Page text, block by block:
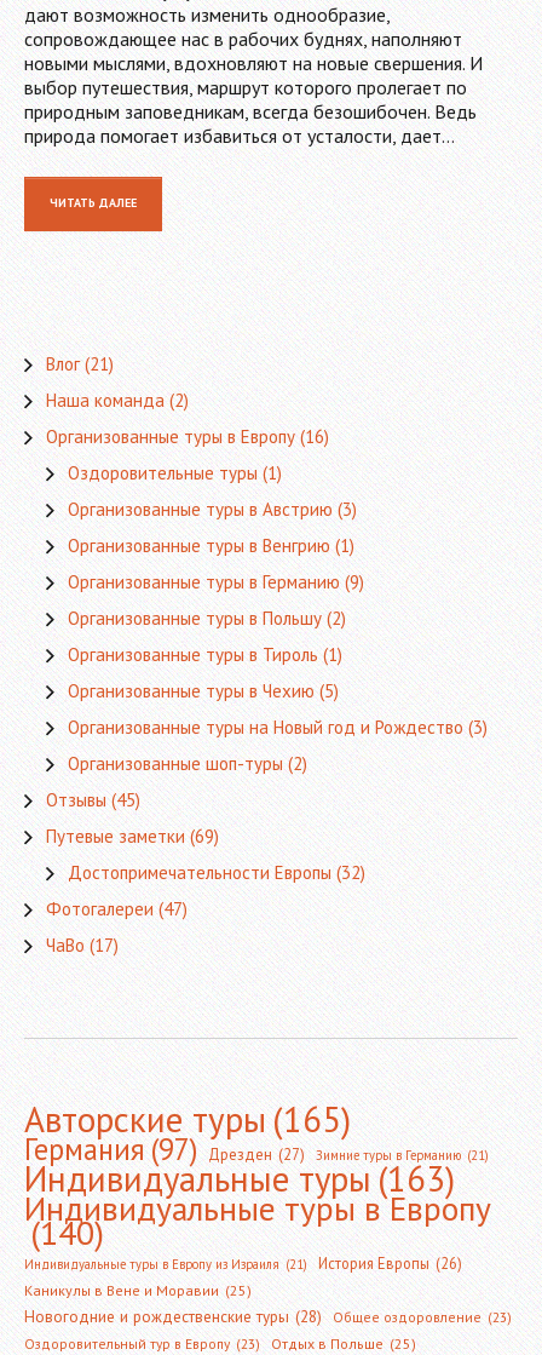
дают возможность изменить однообразие,
сопровождающее нас в рабочих буднях, наполняют
новыми мыслями, вдохновляют на новые свершения. И
выбор путешествия, маршрут которого пролегает по
природным заповедникам, всегда безошибочен. Ведь
природа помогает избавиться от усталости, дает…
ЧИТАТЬ ДАЛЕЕ
Влог(21)
Наша команда(2)
Организованные туры в Европу(16)
Оздоровительные туры(1)
Организованные туры в Австрию(3)
Организованные туры в Венгрию(1)
Организованные туры в Германию(9)
Организованные туры в Польшу(2)
Организованные туры в Тироль(1)
Организованные туры в Чехию(5)
Организованные туры на Новый год и Рождество(3)
Организованные шоп-туры(2)
Отзывы(45)
Путевые заметки(69)
Достопримечательности Европы(32)
Фотогалереи(47)
ЧаВо (17)
Авторские туры(165)
Германия(97) Дрезден (27) Зимние туры в Германию (21)
Индивидуальные туры(163)
Индивидуальные туры в Европу
(140)
Индивидуальные туры в Европу из Израиля (21) История Европы (26)
Каникулы в Вене и Моравии (25)
Новогодние и рождественские туры (28) Общее оздоровление (23)
Оздоровительный тур в Европу (23) Отдых в Польше (25)